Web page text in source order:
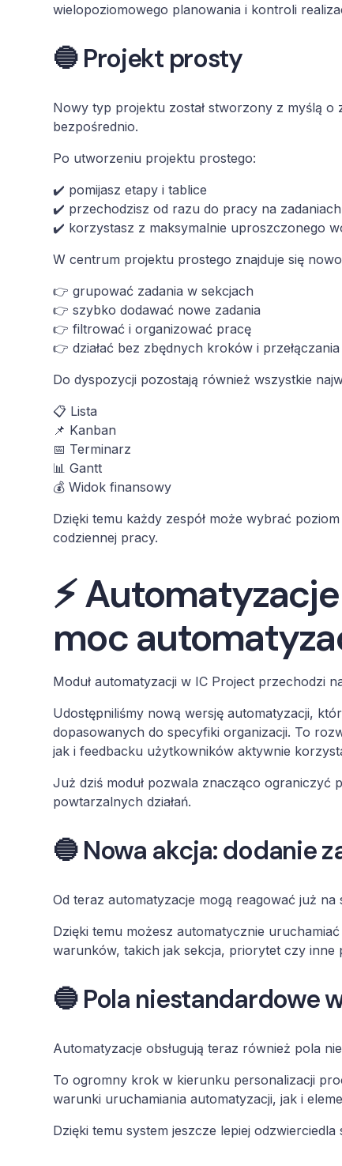
wielopoziomowego planowania i kontroli
🔵 Projekt prosty
Nowy typ projektu został stworzony z myślą o
bezpośrednio.
Po utworzeniu projektu prostego:
✔️ pomijasz etapy i tablice
✔️ przechodzisz od razu do pracy na zadaniach
✔️ korzystasz z maksymalnie uproszczonego
W centrum projektu prostego znajduje się
👉 grupować zadania w sekcjach
👉 szybko dodawać nowe zadania
👉 filtrować i organizować pracę
👉 działać bez zbędnych kroków i
Do dyspozycji pozostają również wszystkie
📋 Lista
📌 Kanban
📅 Terminarz
📊 Gantt
💰 Widok finansowy
Dzięki temu każdy zespół może wybrać
codziennej pracy.
⚡
moc
Moduł automatyzacji w IC Project przechodzi
Udostępniliśmy nową wersję automatyzacji,
dopasowanych do specyfiki organizacji. To
jak i feedbacku użytkowników aktywnie
Już dziś moduł pozwala znacząco ograniczyć
powtarzalnych działań.
🔵 Nowa akcja: dodanie
Od teraz automatyzacje mogą reagować już na
Dzięki temu możesz automatycznie
warunków, takich jak sekcja, priorytet czy inne
🔵 Pola niestandardowe
Automatyzacje obsługują teraz również pola
To ogromny krok w kierunku personalizacji
warunki uruchamiania automatyzacji, jak i
Dzięki temu system jeszcze lepiej